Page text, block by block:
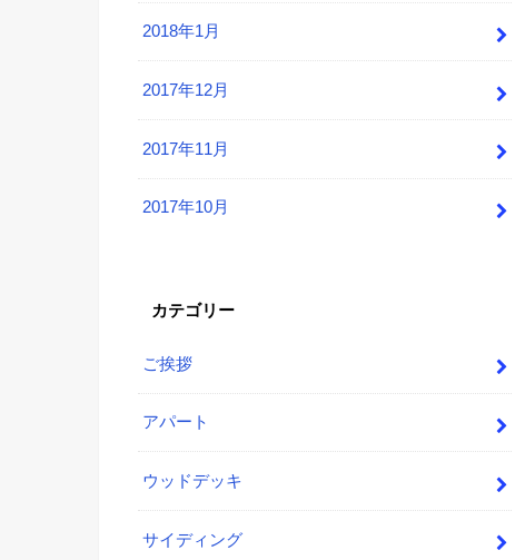
2018年1月
2017年12月
2017年11月
2017年10月
カテゴリー
ご挨拶
アパート
ウッドデッキ
サイディング